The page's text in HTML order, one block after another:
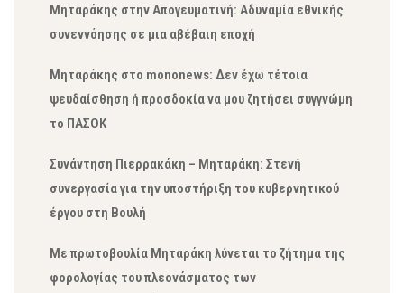
Μηταράκης στην Απογευματινή: Αδυναμία εθνικής
συνεννόησης σε μια αβέβαιη εποχή
Μηταράκης στο mononews: Δεν έχω τέτοια
ψευδαίσθηση ή προσδοκία να μου ζητήσει συγγνώμη
το ΠΑΣΟΚ
Συνάντηση Πιερρακάκη – Μηταράκη: Στενή
συνεργασία για την υποστήριξη του κυβερνητικού
έργου στη Βουλή
Με πρωτοβουλία Μηταράκη λύνεται το ζήτημα της
φορολογίας του πλεονάσματος των